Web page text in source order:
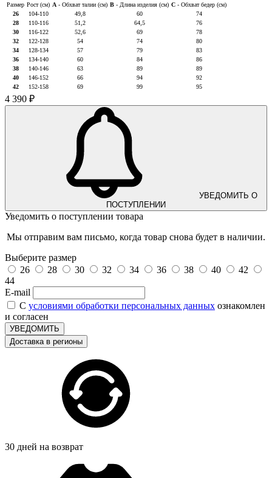
Размер Рост (см) A - Обхват талии (см) B - Длина изделия (см) C - Обхват бедер (см)
26
104-110 49,8 60
74
28
110-116 51,2 64,5
76
30
116-122 52,6 69
78
32
122-128 54 74
80
34
128-134 57 79
83
36
134-140 60 84
86
38
140-146 63 89
89
40
146-152 66 94
92
42
152-158 69 99 95
4 390 ₽
УВЕДОМИТЬ О
ПОСТУПЛЕНИИ
Уведомить о поступлении товара
Мы отправим вам письмо, когда товар снова будет в наличии.
Выберите размер
26
28 30 32 34 36 38 40
42
44
E-mail
С условиями обработки персональных данных ознакомлен
и согласен
УВЕДОМИТЬ
Доставка в регионы
30 дней на возврат